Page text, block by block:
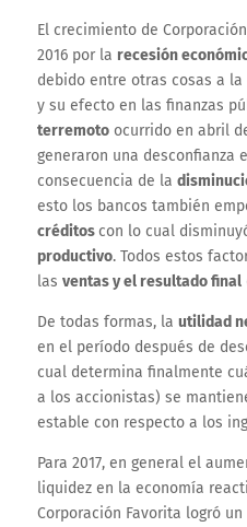
El crecimiento de
2016 por la recesión
debido entre otras cosas a
y su efecto en las finanzas
terremotoocurrido en abril
generaron una desconfianza
consecuencia de la
esto los bancos también
créditoscon lo cual
productivo. Todos estos
las ventas y el resultado final
De todas formas, la utilidad
en el período después de
cual determina finalmente
a los accionistas) se
estable con respecto a los
Para 2017, en general el
liquidez en la economía
Corporación Favorita logró